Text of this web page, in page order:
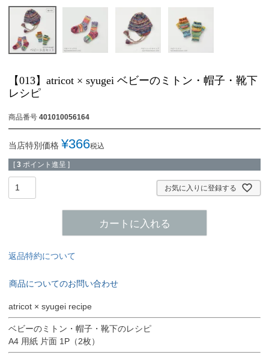
【013】atricot × syugei ベビーのミトン・帽子・靴下
レシピ
商品番号 401010056164
当店特別価格 ¥366税込
[ 3 ポイント進呈 ]
お気に入りに登録する
カートに入れる
返品特約について
商品についてのお問い合わせ
atricot × syugei recipe
ベビーのミトン・帽子・靴下のレシピ
A4 用紙 片面 1P（2枚）